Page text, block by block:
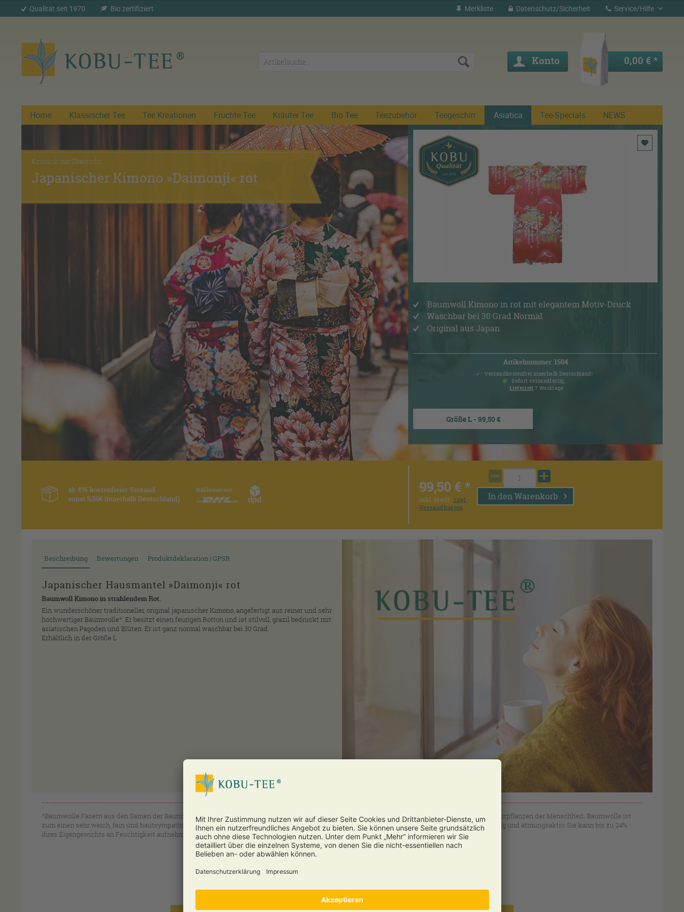
Qualität seit 1970 Bio zertifiziert Merkliste Datenschutz/Sicherheit Service/Hilfe
Konto 0,00 € *
Home Klassischer Tee Tee Kreationen Früchte Tee Kräuter Tee Bio Tee Teezubehör Teegeschirr Asiatica Tee-Specials NEWS
zurück zur Übersicht
Japanischer Kimono »Daimonji« rot
Baumwoll Kimono in rot mit elegantem Motiv-Druck
Waschbar bei 30 Grad Normal
Original aus Japan
Artikelnummer: 1504
Versandkostenfrei innerhalb Deutschland!
Sofort versandfertig,
Lieferzeit 7 Werktage
Größe L - 99,50 €
ab 49€ kostenfreier Versand
sonst 5,50€ (innerhalb Deutschland)
99,50 € *
inkl. MwSt.zzgl.
Versandkosten
In denWarenkorb
Beschreibung Bewertungen Produktdeklaration | GPSR
Japanischer Hausmantel »Daimonji« rot
Baumwoll Kimono in strahlendem Rot.
Ein wunderschöner traditioneller, original japanischer Kimono, angefertigt aus reiner und sehr
hochwertiger Baumwolle*. Er besitzt einen feurigen Rotton und ist stilvoll, grazil bedruckt mit
asiatischen Pagoden und Blüten. Er ist ganz normal waschbar bei 30 Grad.
Erhältlich in der Größe L
*Baumwolle Fasern aus den Samen der Baumwollpflanze (Gossypium). Die Baumwollpflanze ist ein Malvengewächs und gehört zu den ältesten Kulturpflanzen der Menschheit. Baumwolle ist
zum einen sehr weich, fein und hautsympathisch, zum anderen aber auch sehr reißfest und strapazierfähig. Reine Baumwolle ist besonders saugfähig und atmungsaktiv. Sie kann bis zu 24%
ihres Eigengewichts an Feuchtigkeit aufnehmen, ohne sich dabei feucht anzufühlen.